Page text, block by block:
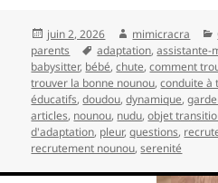
Publié
le
juin 2, 2026 Auteur
mimicracra
parents
Mots-
clés
adaptation,assistante-
babysitter, bébé,chute,comment
trouver la bonne nounou,conduite à
éducatifs,doudou,dynamique,
articles, nounou, nudu,objet
d'adaptation, pleur,questions,
recrutement nounou,serenité